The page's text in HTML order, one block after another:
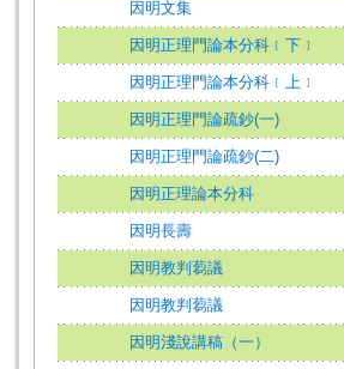
因明文集
因明正理門論本分科﹝下﹞
因明正理門論本分科﹝上﹞
因明正理門論疏鈔(一)
因明正理門論疏鈔(二)
因明正理論本分科
因明長壽
因明教判蒭議
因明教判蒭議
因明淺說講稿（一）